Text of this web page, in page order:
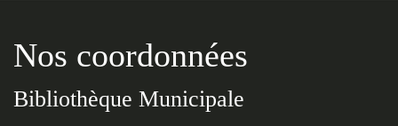
Nos coordonnées
Bibliothèque Municipale